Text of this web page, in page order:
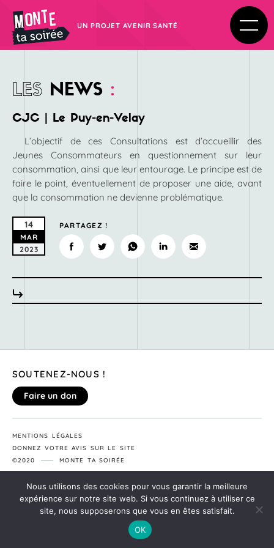
UN PROJET AVENIR SANTÉ
LES NEWS :
CJC | Le Puy-en-Velay
L’objectif de ces Consultations est d’accueillir des
Jeunes Consommateurs en questionnement sur leur
consommation, ainsi que leur entourage. Le principe est de
faire le point, éventuellement de proposer une aide, avant
que la consommation ne devienne problématique.
14
MAR
2023
PARTAGEZ !
SOUTENEZ-NOUS !
Faire un don
MENTIONS LÉGALES
DONNEZ VOTRE AVIS SUR LE SITE
©2020
MONTE TA SOIRÉE
Nous utilisons des cookies pour vous garantir la meilleure
expérience sur notre site web. Si vous continuez à utiliser ce
site, nous supposerons que vous en êtes satisfait.
OK